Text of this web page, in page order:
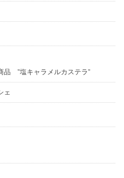
品 ”塩キャラメルカステラ”
ェ